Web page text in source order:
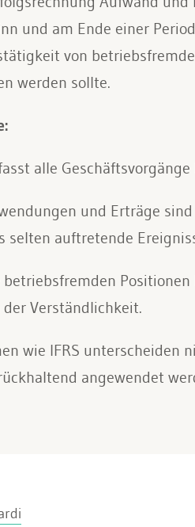
und am Ende einer
von
werden sollte.
alle
und Erträge
selten auftretende
betriebsfremden
Verständlichkeit.
wie IFRS unterscheiden
angewendet